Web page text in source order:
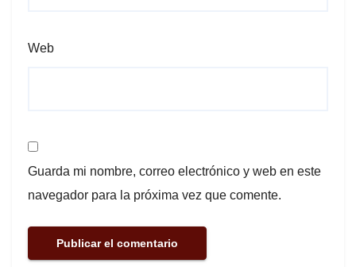
Web
Guarda mi nombre, correo electrónico y web en este
navegador para la próxima vez que comente.